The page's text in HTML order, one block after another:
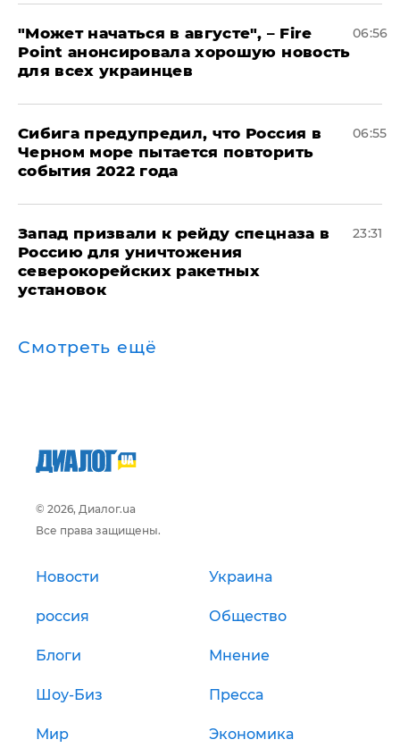
"Может начаться в августе", – Fire
Point анонсировала хорошую новость
для всех украинцев
06:56
Сибига предупредил, что Россия в
Черном море пытается повторить
события 2022 года
06:55
Запад призвали к рейду спецназа в
Россию для уничтожения
северокорейских ракетных
установок
23:31
Смотреть ещё
© 2026, Диалог.ua
Все права защищены.
Новости Украина
россия Общество
Блоги Мнение
Шоу-Биз Пресса
Мир Экономика